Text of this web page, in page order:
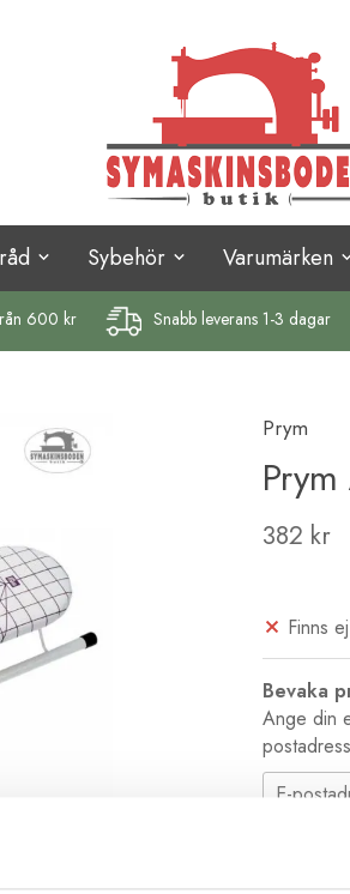
Sybehör Varumärken
600 kr Snabb leverans 1-3 dagar
Prym
382 kr
Finns
Bevaka
Ange din